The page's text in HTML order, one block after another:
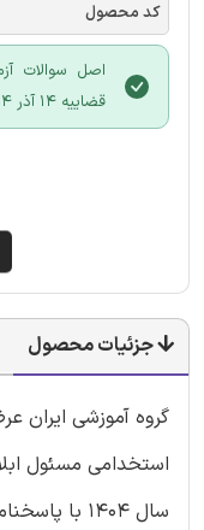
کد محصول
اصل سوالات
قضاییه 14 آذر 1404
جزئیات محصول
گروه آموزشی ایران
سال 1404